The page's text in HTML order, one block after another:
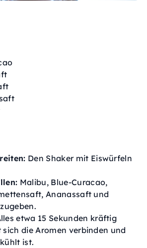
Den Shaker mit Eiswürfeln
Malibu, Blue-Curacao,
Ananassaft und
etwa 15 Sekunden kräftig
die Aromen verbinden und
ist.